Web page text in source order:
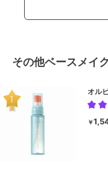
その他ベースメイ
オル
￥